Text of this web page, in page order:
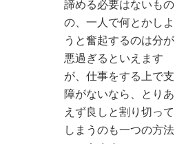
諦める必要はないもの
の、一人で何とかしよ
うと奮起するのは分が
悪過ぎるといえます
が、仕事をする上で支
障がないなら、とりあ
えず良しと割り切って
しまうのも一つの方法